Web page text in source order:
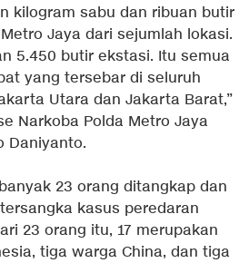
kilogram sabu dan ribuan butir
Jaya dari sejumlah lokasi.
5.450 butir ekstasi. Itu semua
yang tersebar di seluruh
Utara dan Jakarta Barat,”
Narkoba Polda Metro Jaya
Daniyanto.
23 orang ditangkap dan
kasus peredaran
23 orang itu, 17 merupakan
tiga warga China, dan tiga